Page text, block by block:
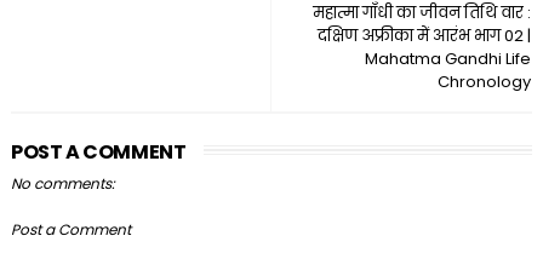
महात्मा गाँधी का जीवन तिथि वार :
दक्षिण अफ्रीका में आरंभ भाग 02 |
Mahatma Gandhi Life
Chronology
POST A COMMENT
No comments:
Post a Comment